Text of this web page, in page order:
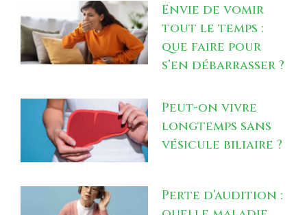
Envie de vomir
tout le temps :
que faire pour
s’en débarrasser ?
Peut-on vivre
longtemps sans
vésicule biliaire ?
Perte d’audition :